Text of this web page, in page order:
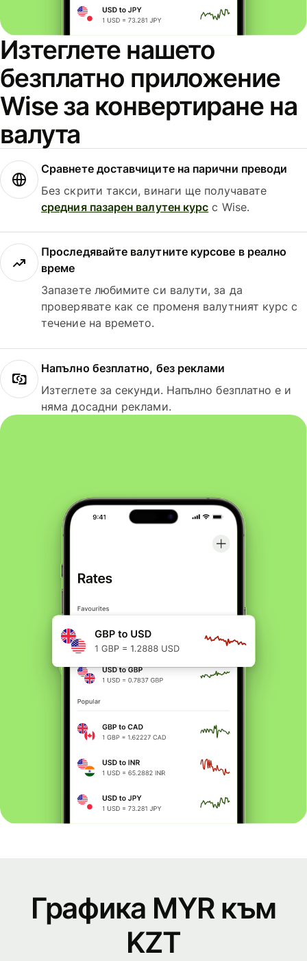
Изтеглете нашето
безплатно приложение
Wise за конвертиране на
валута
Сравнете доставчиците на парични преводи
Без скрити такси, винаги ще получавате
средния пазарен валутен курс с Wise.
Проследявайте валутните курсове в реално
време
Запазете любимите си валути, за да
проверявате как се променя валутният курс с
течение на времето.
Напълно безплатно, без реклами
Изтеглете за секунди. Напълно безплатно е и
няма досадни реклами.
Графика MYR към
KZT